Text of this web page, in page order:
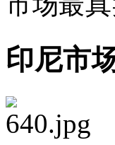
印尼市